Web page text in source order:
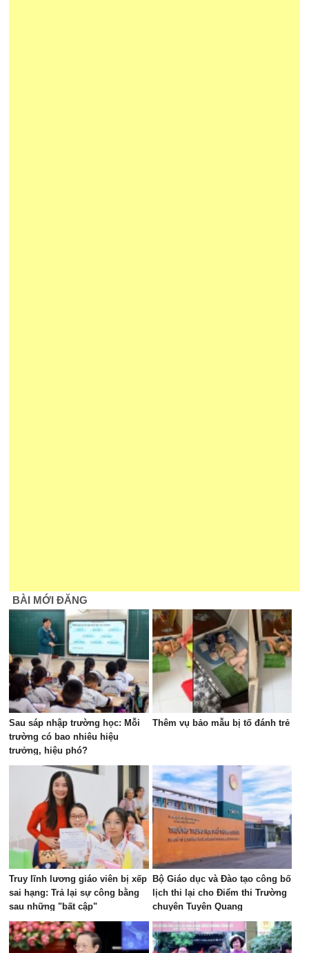
BÀI MỚI ĐĂNG
Sau sáp nhập trường học: Mỗi
trường có bao nhiêu hiệu
trưởng, hiệu phó?
Thêm vụ bảo mẫu bị tố đánh trẻ
Truy lĩnh lương giáo viên bị xếp
sai hạng: Trả lại sự công bằng
sau những "bất cập"
Bộ Giáo dục và Đào tạo công bố
lịch thi lại cho Điểm thi Trường
chuyên Tuyên Quang